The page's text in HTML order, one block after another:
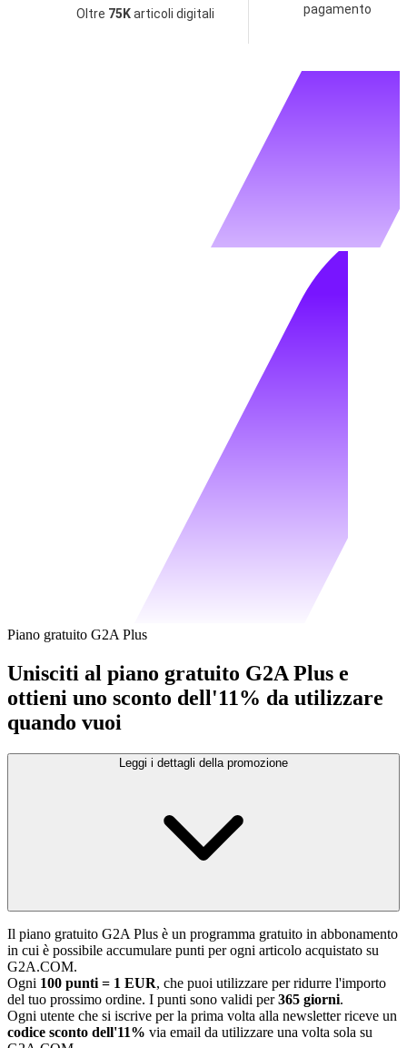
Oltre 75Karticoli digitali
pagamento
Piano gratuito G2A Plus
Unisciti al piano gratuito G2A Plus e
ottieni uno sconto dell'11% da utilizzare
quando vuoi
Leggi i dettagli della promozione
Il piano gratuito G2A Plus è un programma gratuito in abbonamento
in cui è possibile accumulare punti per ogni articolo acquistato su
G2A.COM.
Ogni 100 punti = 1 EUR, che puoi utilizzare per ridurre l'importo
del tuo prossimo ordine. I punti sono validi per365 giorni.
Ogni utente che si iscrive per la prima volta alla newsletter riceve un
codice sconto dell'11% via email da utilizzare una volta sola su